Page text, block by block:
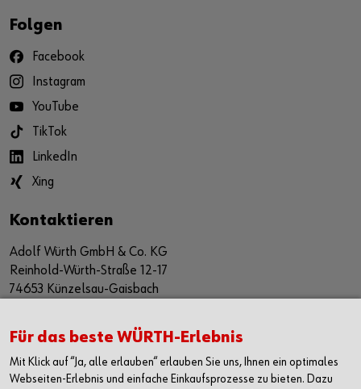
Folgen
Facebook
Instagram
YouTube
TikTok
LinkedIn
Xing
Kontaktieren
Adolf Würth GmbH & Co. KG
Reinhold-Würth-Straße 12-17
74653 Künzelsau-Gaisbach
Alle Kontaktmöglichkeiten
+49 7940 15-2400
Für das beste WÜRTH-Erlebnis
Mit Klick auf “Ja, alle erlauben“ erlauben Sie uns, Ihnen ein optimales
Webseiten-Erlebnis und einfache Einkaufsprozesse zu bieten. Dazu